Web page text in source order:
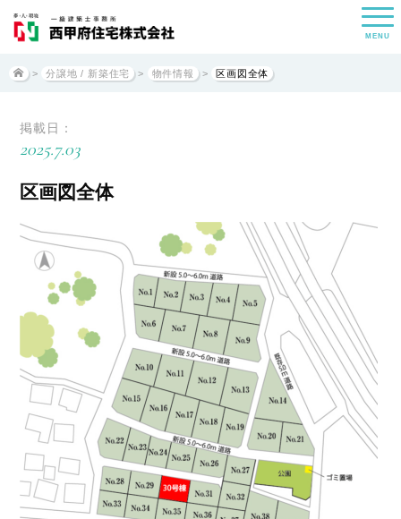
MENU
> 分譲地 / 新築住宅 > 物件情報 > 区画図全体
掲載日：
2025.7.03
区画図全体